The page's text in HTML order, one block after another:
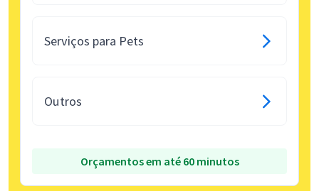
Serviços para Pets
Outros
Orçamentos em até 60 minutos